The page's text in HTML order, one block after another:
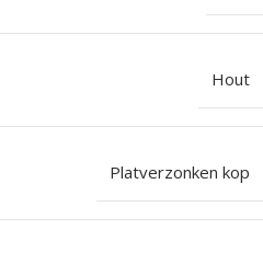
Hout
Platverzonken kop